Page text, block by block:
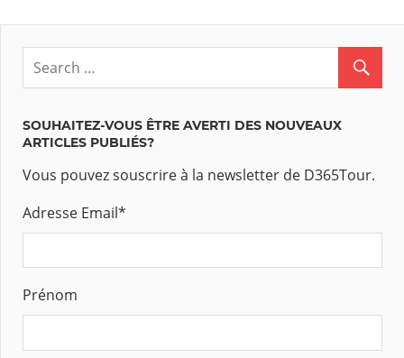
SOUHAITEZ-VOUS ÊTRE AVERTI DES NOUVEAUX
ARTICLES PUBLIÉS?
Vous pouvez souscrire à la newsletter de D365Tour.
Adresse Email*
Prénom